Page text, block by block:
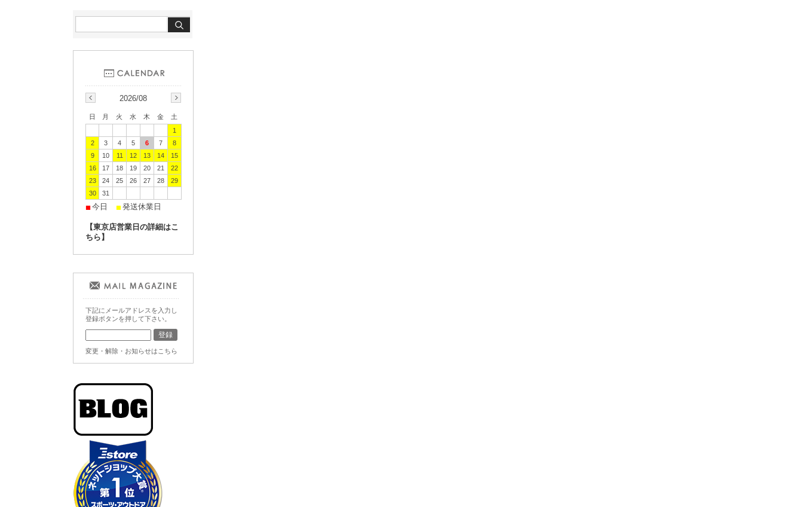
2026/08
日 月 火 水 木 金
土
1
2
3 4 5 6 7
8
9
10 11 12 13 14
15
16
17 18 19 20 21
22
23
24 25 26 27 28
29
30
31
■今日 ■発送休業日
【東京店営業日の詳細はこ
ちら】
下記にメールアドレスを入力し
登録ボタンを押して下さい。
変更・解除・お知らせはこちら